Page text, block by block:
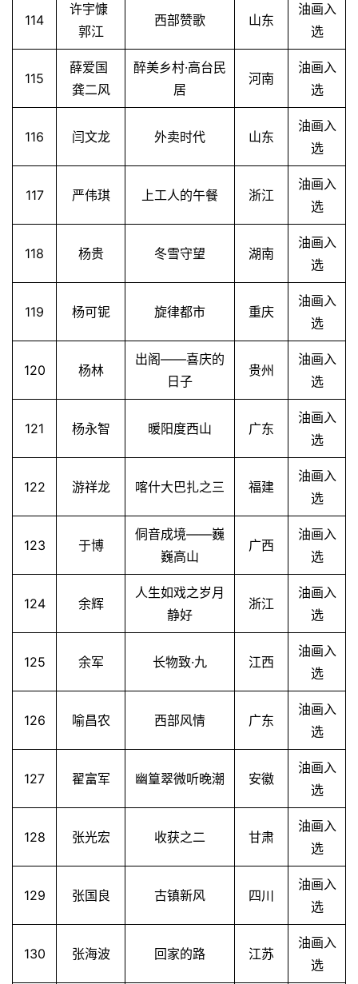
114
许宇慷
郭江
西部赞歌 山东
油画入
选
115
薛爱国
龚二风
醉美乡村·高台民
居
河南
油画入
选
116 闫文龙 外卖时代 山东
油画入
选
117 严伟琪 上工人的午餐 浙江
油画入
选
118 杨贵 冬雪守望 湖南
油画入
选
119 杨可铌 旋律都市 重庆
油画入
选
120 杨林
出阁——喜庆的
日子
贵州
油画入
选
121 杨永智 暖阳度西山 广东
油画入
选
122 游祥龙 喀什大巴扎之三 福建
油画入
选
123 于博
侗音成境——巍
巍高山
广西
油画入
选
124 余辉
人生如戏之岁月
静好
浙江
油画入
选
125 余军 长物致·九 江西
油画入
选
126 喻昌农 西部风情 广东
油画入
选
127 翟富军 幽篁翠微听晚潮 安徽
油画入
选
128 张光宏 收获之二 甘肃
油画入
选
129 张国良 古镇新风 四川
油画入
选
130 张海波 回家的路 江苏
油画入
选